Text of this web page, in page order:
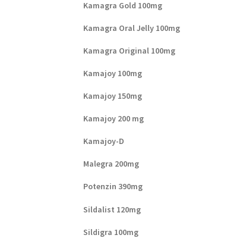
Kamagra Gold 100mg
Kamagra Oral Jelly 100mg
Kamagra Original 100mg
Kamajoy 100mg
Kamajoy 150mg
Kamajoy 200 mg
Kamajoy-D
Malegra 200mg
Potenzin 390mg
Sildalist 120mg
Sildigra 100mg